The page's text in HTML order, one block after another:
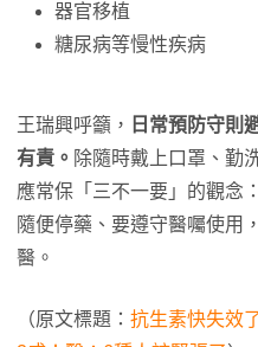
器官移植
糖尿病等慢性疾病
王瑞興呼籲， 日常預防守則
有責。 除隨時戴上口罩、勤
應常保「三不一要」的觀念
隨便停藥、要遵守醫囑使用
醫。
（原文標題： 抗生素快失效